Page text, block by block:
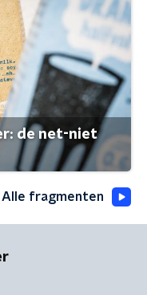
de net-niet
Alle fragmenten